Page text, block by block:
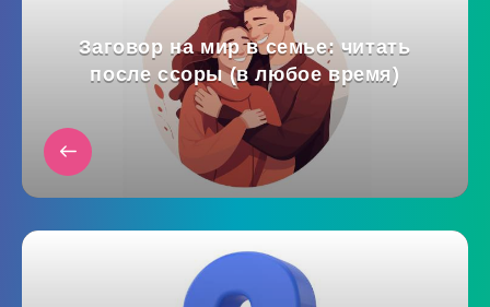
Заговор на мир в семье: читать
после ссоры (в любое время)